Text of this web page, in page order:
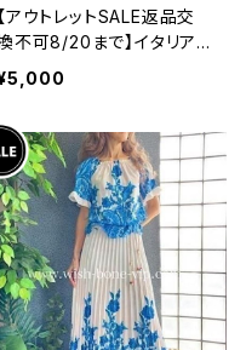
【アウトレットSALE返品交
不可8/20まで】イタリア
シャツ・ブラウス・トップス
｜Made in ITALY｜ロール
ツ/ブルー